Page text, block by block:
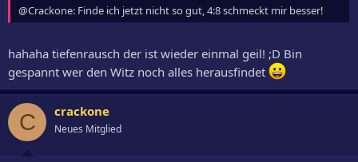
@Crackone: Finde ich jetzt nicht so gut, 4:8 schmeckt mir besser!
hahaha tiefenrausch der ist wieder einmal geil! ;D Bin
gespannt wer den Witz noch alles herausfindet
C crackone
Neues Mitglied